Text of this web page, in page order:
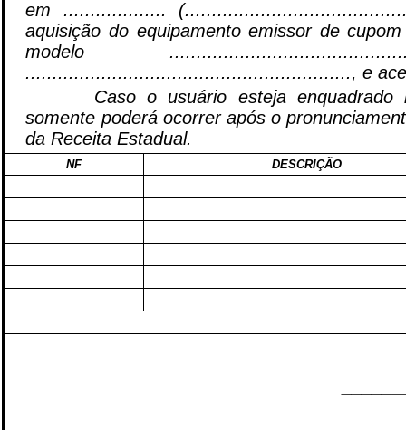
em ...................
aquisição do equipamento emissor de
modelo
............................................................, e
Caso o usuário esteja
somente poderá ocorrer após o
da Receita Estadual.
NF DESCRIÇÃO